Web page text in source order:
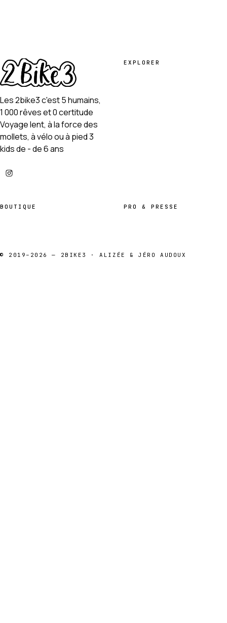
Les 2bike3 c'est 5 humains,
1 000 rêves et 0 certitude
Voyage lent, à la force des
mollets, à vélo ou à pied 3
kids de - de 6 ans
EXPLORER
BOUTIQUE PRO & PRESSE
© 2019–2026 — 2BIKE3 · ALIZÉE & JÉRO AUDOUX